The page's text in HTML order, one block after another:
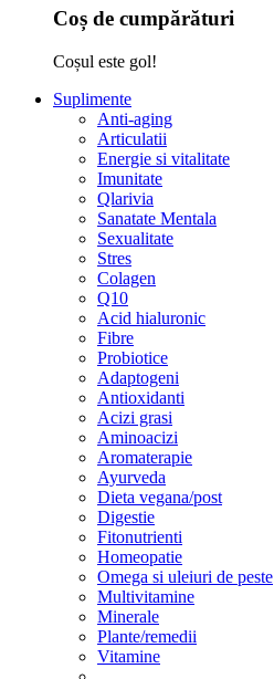
Coș de cumpărături
Coșul este gol!
Suplimente
Anti-aging
Articulatii
Energie si vitalitate
Imunitate
Qlarivia
Sanatate Mentala
Sexualitate
Stres
Colagen
Q10
Acid hialuronic
Fibre
Probiotice
Adaptogeni
Antioxidanti
Acizi grasi
Aminoacizi
Aromaterapie
Ayurveda
Dieta vegana/post
Digestie
Fitonutrienti
Homeopatie
Omega si uleiuri de peste
Multivitamine
Minerale
Plante/remedii
Vitamine